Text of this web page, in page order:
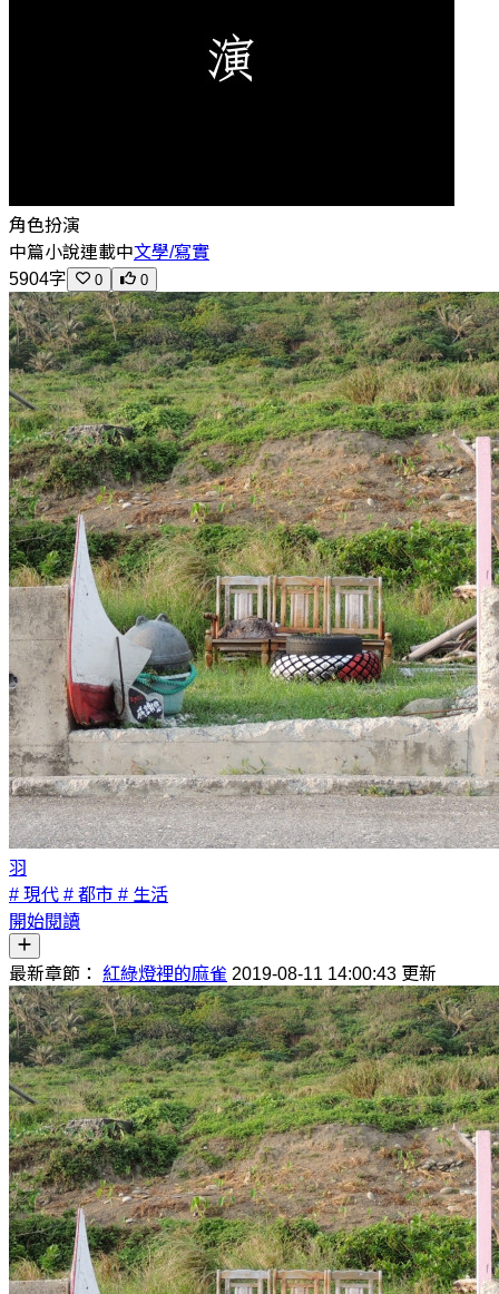
角色扮演
中篇小說連載中文學/寫實
5904字
0 0
羽
# 現代 # 都市 # 生活
開始閱讀
最新章節： 紅綠燈裡的麻雀 2019-08-11 14:00:43 更新